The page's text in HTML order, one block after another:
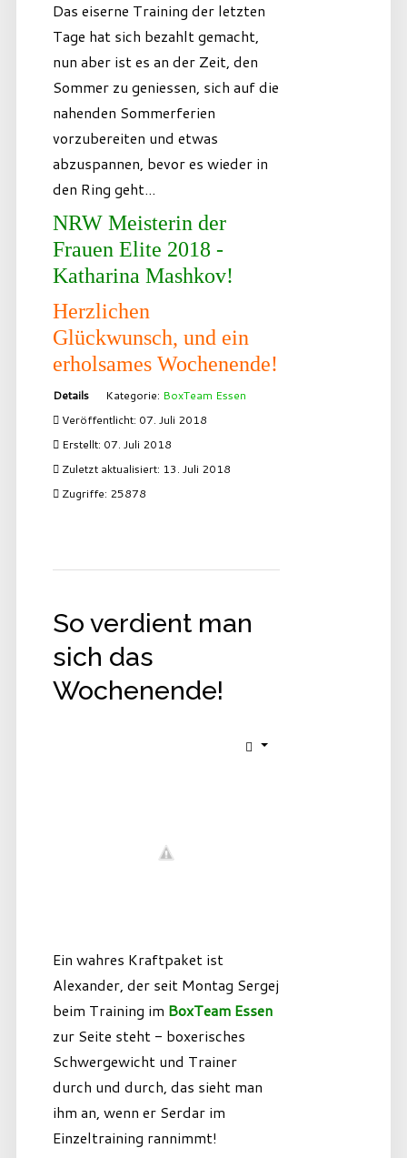
Das eiserne Training der letzten
Tage hat sich bezahlt gemacht,
nun aber ist es an der Zeit, den
Sommer zu geniessen, sich auf die
nahenden Sommerferien
vorzubereiten und etwas
abzuspannen, bevor es wieder in
den Ring geht...
NRW Meisterin der
Frauen Elite 2018 -
Katharina Mashkov!
Herzlichen
Glückwunsch, und ein
erholsames Wochenende!
Details Kategorie: BoxTeam Essen
Veröffentlicht: 07. Juli 2018
Erstellt: 07. Juli 2018
Zuletzt aktualisiert: 13. Juli 2018
Zugriffe: 25878
So verdient man
sich das
Wochenende!
Ein wahres Kraftpaket ist
Alexander, der seit Montag Sergej
beim Training im BoxTeam Essen
zur Seite steht - boxerisches
Schwergewicht und Trainer
durch und durch, das sieht man
ihm an, wenn er Serdar im
Einzeltraining rannimmt!